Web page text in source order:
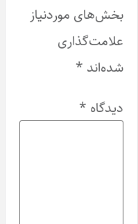
بخش‌های موردنیاز
علامت‌گذاری
شده‌اند *
دیدگاه *